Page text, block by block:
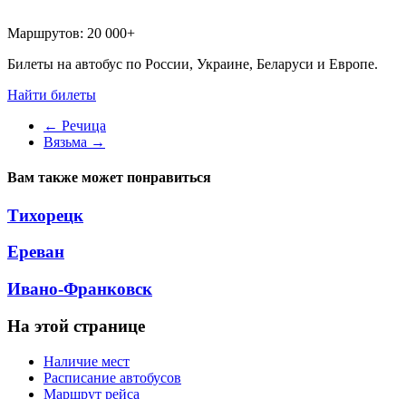
Маршрутов: 20 000+
Билеты на автобус по России, Украине, Беларуси и Европе.
Найти билеты
← Речица
Вязьма →
Вам также может понравиться
Тихорецк
Ереван
Ивано-Франковск
На этой странице
Наличие мест
Расписание автобусов
Маршрут рейса